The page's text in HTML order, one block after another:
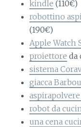
kindle (110€)
robottino
(190€)
Apple Watch
proiettore da
sistema
giacca
robot da
una cena